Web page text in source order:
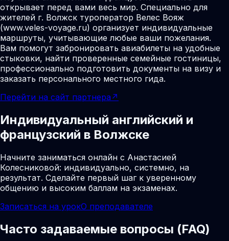
открывает перед вами весь мир. Специально для
жителей г. Волжск туроператор Велес Вояж
(www.veles-voyage.ru) организует индивидуальные
маршруты, учитывающие любые ваши пожелания.
Вам помогут забронировать авиабилеты на удобные
стыковки, найти проверенные семейные гостиницы,
профессионально подготовить документы на визу и
заказать персонального местного гида.
Перейти на сайт партнера ↗
Индивидуальный английский и
французский в Волжске
Начните заниматься онлайн с Анастасией
Колесниковой: индивидуально, системно, на
результат. Сделайте первый шаг к уверенному
общению и высоким баллам на экзаменах.
Записаться на урокО преподавателе
Часто задаваемые вопросы (FAQ)